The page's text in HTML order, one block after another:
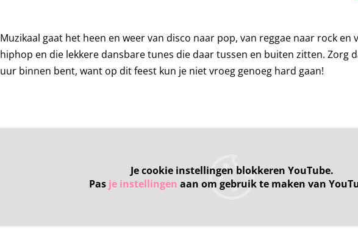
Muzikaal gaat het heen en weer van disco naar pop, van reggae naar rock en
hiphop en die lekkere dansbare tunes die daar tussen en buiten zitten. Zorg
uur binnen bent, want op dit feest kun je niet vroeg genoeg hard gaan!
Je cookie instellingen blokkeren YouTube.
Pas je instellingen aan om gebruik te maken van